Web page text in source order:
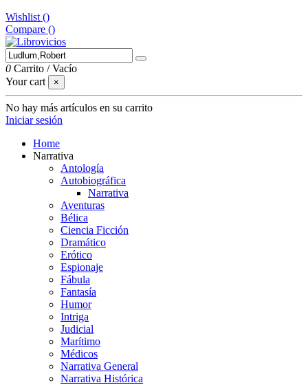
Wishlist ()
Compare ()
0 Carrito /Vacío
Your cart
×
No hay más artículos en su carrito
Iniciar sesión
Home
Narrativa
Antología
Autobiográfica
Narrativa
Aventuras
Bélica
Ciencia Ficción
Dramático
Erótico
Espionaje
Fábula
Fantasía
Humor
Intriga
Judicial
Marítimo
Médicos
Narrativa General
Narrativa Histórica